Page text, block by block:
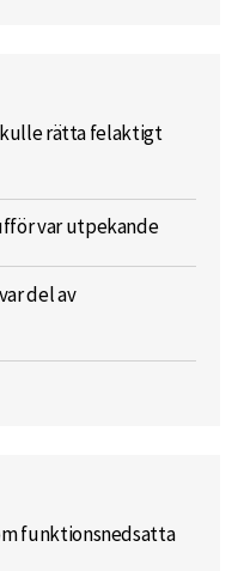
rätta felaktigt
var utpekande
del av
funktionsnedsatta